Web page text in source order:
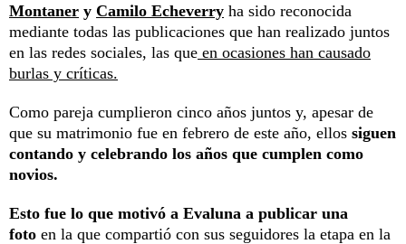
Montaner y Camilo Echeverry ha sido reconocida
mediante todas las publicaciones que han realizado juntos
en las redes sociales, las que en ocasiones han causado
burlas y críticas.
Como pareja cumplieron cinco años juntos y, apesar de
que su matrimonio fue en febrero de este año, ellos siguen
contando y celebrando los años que cumplen como
novios.
Esto fue lo que motivó a Evaluna a publicar una
foto en la que compartió con sus seguidores la etapa en la